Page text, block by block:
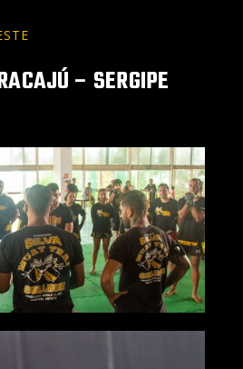
– SERGIPE